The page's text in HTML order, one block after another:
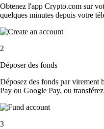
Obtenez l'app Crypto.com sur
quelques minutes depuis votre
2
Déposer des fonds
Déposez des fonds par virement
Pay ou Google Pay, ou
3